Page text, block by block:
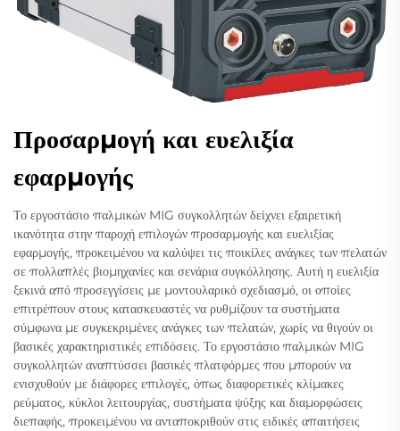
Προσαρμογή και ευελιξία
εφαρμογής
Το εργοστάσιο παλμικών MIG συγκολλητών δείχνει εξαιρετική
ικανότητα στην παροχή επιλογών προσαρμογής και ευελιξίας
εφαρμογής, προκειμένου να καλύψει τις ποικίλες ανάγκες των πελατών
σε πολλαπλές βιομηχανίες και σενάρια συγκόλλησης. Αυτή η ευελιξία
ξεκινά από προσεγγίσεις με μοντουλαρικό σχεδιασμό, οι οποίες
επιτρέπουν στους κατασκευαστές να ρυθμίζουν τα συστήματα
σύμφωνα με συγκεκριμένες ανάγκες των πελατών, χωρίς να θιγούν οι
βασικές χαρακτηριστικές επιδόσεις. Το εργοστάσιο παλμικών MIG
συγκολλητών αναπτύσσει βασικές πλατφόρμες που μπορούν να
ενισχυθούν με διάφορες επιλογές, όπως διαφορετικές κλίμακες
ρεύματος, κύκλοι λειτουργίας, συστήματα ψύξης και διαμορφώσεις
διεπαφής, προκειμένου να ανταποκριθούν στις ειδικές απαιτήσεις